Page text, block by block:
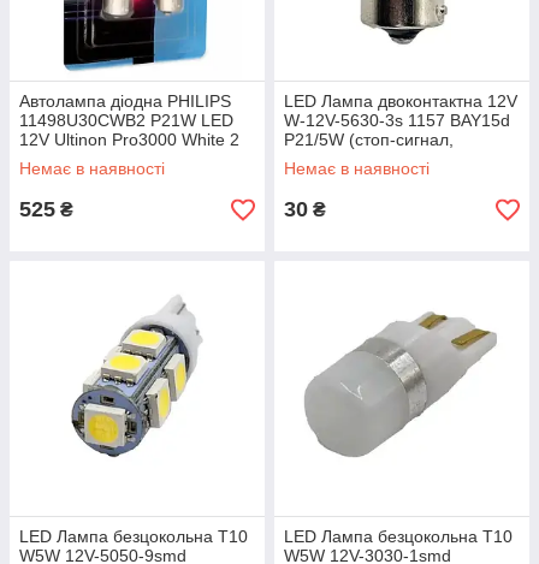
Автолампа діодна PHILIPS
11498U30CWB2 P21W LED
12V Ultinon Pro3000 White 2
штуки
Немає в наявності
525 ₴
LED Лампа двоконтактна 12V
W-12V-5630-3s 1157 BAY15d
P21/5W (cтоп-сигнал,
габарити, повороти)
Немає в наявності
30 ₴
LED Лампа безцокольна T10
W5W 12V-5050-9smd
LED Лампа безцокольна T10
W5W 12V-3030-1smd